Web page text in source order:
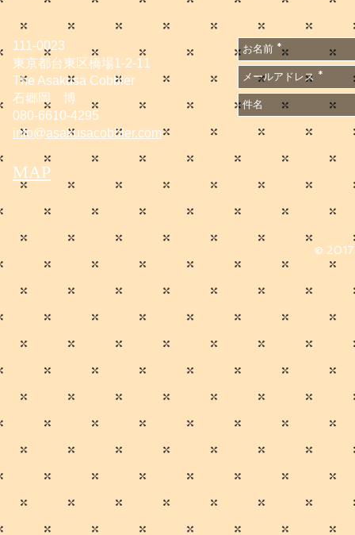
111-0023
東京都台東区橋場1-2-11
The Asakusa Cobbler
石郷岡 博
080-6610-4295
info@asakusacobbler.com
MAP
© 2017